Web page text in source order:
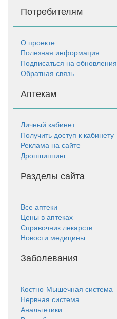
Потребителям
О проекте
Полезная информация
Подписаться на обновления
Обратная связь
Аптекам
Личный кабинет
Получить доступ к кабинету
Реклама на сайте
Дропшиппинг
Разделы сайта
Все аптеки
Цены в аптеках
Справочник лекарств
Новости медицины
Заболевания
Костно-Мышечная система
Нервная система
Анальгетики